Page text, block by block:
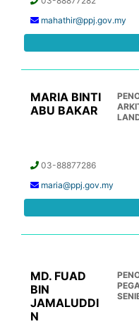
mahathir@ppj.gov.my
MARIA BINTI
ABU BAKAR
03-88877286
maria@ppj.gov.my
MD. FUAD
BIN
JAMALUDDI
N